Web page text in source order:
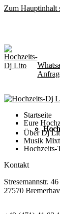
Zum Hauptinhalt
Startseite
Eure
Über Dj
Musik
Hochzeits-
Kontakt
Stresemannstr. 46
27570